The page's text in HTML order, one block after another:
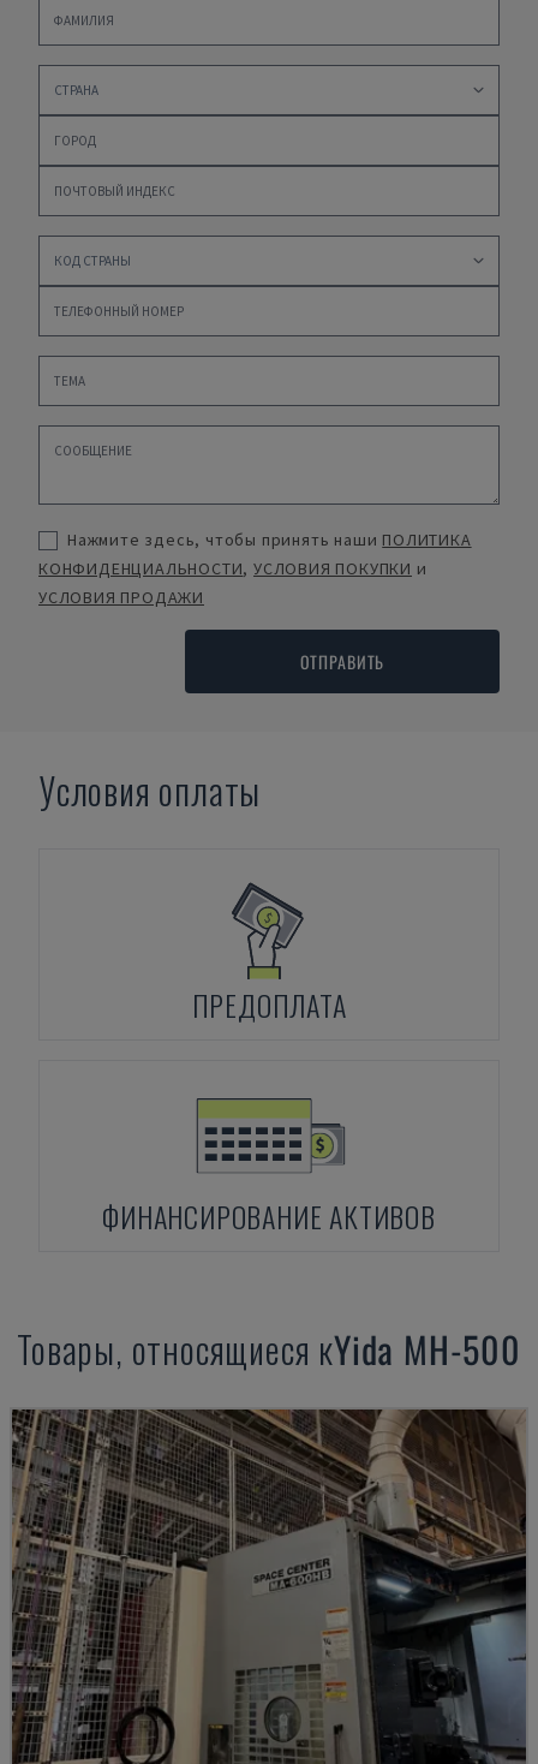
Нажмите здесь, чтобы принять наши ПОЛИТИКА
КОНФИДЕНЦИАЛЬНОСТИ,УСЛОВИЯ ПОКУПКИ и
УСЛОВИЯ ПРОДАЖИ
ОТПРАВИТЬ
Условия оплаты
ПРЕДОПЛАТА
ФИНАНСИРОВАНИЕ АКТИВОВ
Товары, относящиеся кYida MH-500